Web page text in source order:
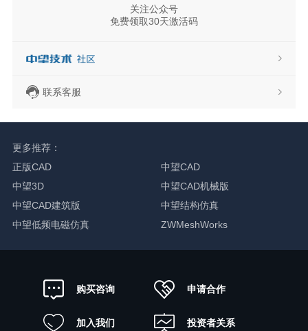
关注公众号
免费领取30天激活码
联系客服
更多推荐：
正版CAD
中望CAD
中望3D
中望CAD机械版
中望CAD建筑版
中望结构仿真
中望低频电磁仿真
ZWMeshWorks
购买咨询 申请合作
加入我们 投资者关系